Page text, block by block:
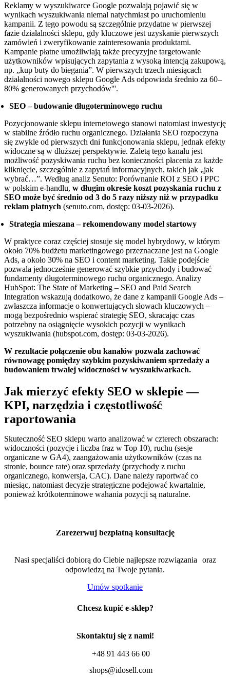
Reklamy w wyszukiwarce Google pozwalają pojawić się w
wynikach wyszukiwania niemal natychmiast po uruchomieniu
kampanii. Z tego powodu są szczególnie przydatne w pierwszej
fazie działalności sklepu, gdy kluczowe jest uzyskanie pierwszych
zamówień i zweryfikowanie zainteresowania produktami.
Kampanie płatne umożliwiają także precyzyjne targetowanie
użytkowników wpisujących zapytania z wysoką intencją zakupową,
np. „kup buty do biegania”. W pierwszych trzech miesiącach
działalności nowego sklepu Google Ads odpowiada średnio za 60–
80% generowanych przychodów'''.
SEO – budowanie długoterminowego ruchu
Pozycjonowanie sklepu internetowego stanowi natomiast inwestycję
w stabilne źródło ruchu organicznego. Działania SEO rozpoczyna
się zwykle od pierwszych dni funkcjonowania sklepu, jednak efekty
widoczne są w dłuższej perspektywie. Zaletą tego kanału jest
możliwość pozyskiwania ruchu bez konieczności płacenia za każde
kliknięcie, szczególnie z zapytań informacyjnych, takich jak „jak
wybrać…”. Według analiz Senuto: Porównanie ROI z SEO i PPC
w polskim e-handlu, w długim okresie koszt pozyskania ruchu z
SEO może być średnio od 3 do 5 razy niższy niż w przypadku
reklam płatnych (senuto.com, dostęp: 03-03-2026).
Strategia mieszana – rekomendowany model startowy
W praktyce coraz częściej stosuje się model hybrydowy, w którym
około 70% budżetu marketingowego przeznaczane jest na Google
Ads, a około 30% na SEO i content marketing. Takie podejście
pozwala jednocześnie generować szybkie przychody i budować
fundamenty długoterminowego ruchu organicznego. Analizy
HubSpot: The State of Marketing – SEO and Paid Search
Integration wskazują dodatkowo, że dane z kampanii Google Ads –
zwłaszcza informacje o konwertujących słowach kluczowych –
mogą bezpośrednio wspierać strategię SEO, skracając czas
potrzebny na osiągnięcie wysokich pozycji w wynikach
wyszukiwania (hubspot.com, dostęp: 03-03-2026).
W rezultacie połączenie obu kanałów pozwala zachować
równowagę pomiędzy szybkim pozyskiwaniem sprzedaży a
budowaniem trwałej widoczności w wyszukiwarkach.
Jak mierzyć efekty SEO w sklepie —
KPI, narzędzia i częstotliwość
raportowania
Skuteczność SEO sklepu warto analizować w czterech obszarach:
widoczności (pozycje i liczba fraz w Top 10), ruchu (sesje
organiczne w GA4), zaangażowania użytkowników (czas na
stronie, bounce rate) oraz sprzedaży (przychody z ruchu
organicznego, konwersja, CAC). Dane należy raportwać co
miesiąc, natomiast decyzje strategiczne podejować kwartalnie,
ponieważ krótkoterminowe wahania pozycji są naturalne.
Zarezerwuj bezpłatną konsultację
Nasi specjaliści dobiorą do Ciebie najlepsze rozwiązania oraz
odpowiedzą na Twoje pytania.
Umów spotkanie
Chcesz kupić e-sklep?
Skontaktuj się z nami!
+48 91 443 66 00
shops@idosell.com